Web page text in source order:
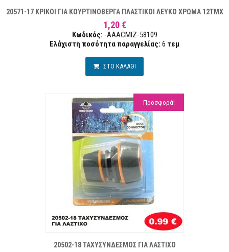
20571-17 ΚΡΙΚΟΙ ΓΙΑ ΚΟΥΡΤΙΝΟΒΕΡΓΑ ΠΛΑΣΤΙΚΟΙ ΛΕΥΚΟ ΧΡΩΜΑ 12ΤΜΧ
1,20 €
Κωδικός: -AAACMIZ-58109
Ελάχιστη ποσότητα παραγγελίας: 6 τεμ
ΣΤΟ ΚΑΛΑΘΙ
Προσφορά!
20502-18 ΤΑΧΥΣΥΝΔΕΣΜΟΣ ΓΙΑ ΛΑΣΤΙΧΟ